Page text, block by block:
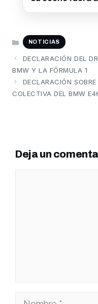
CATEGORÍAS
NOTICIAS
DECLARACIÓN DEL
BMW Y LA FÓRMULA 1
DECLARACIÓN
COLECTIVA DEL BMW
Deja un
Nombre